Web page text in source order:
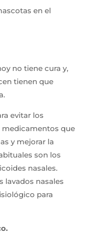
en el
no tiene cura y,
tienen que
evitar los
medicamentos que
y mejorar la
son los
nasales.
lavados nasales
para